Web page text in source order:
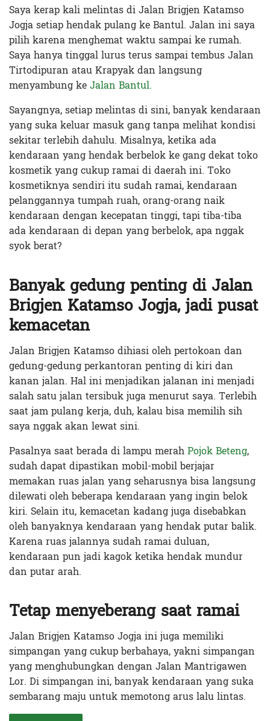
Saya kerap kali melintas di Jalan Brigjen Katamso
Jogja setiap hendak pulang ke Bantul. Jalan ini saya
pilih karena menghemat waktu sampai ke rumah.
Saya hanya tinggal lurus terus sampai tembus Jalan
Tirtodipuran atau Krapyak dan langsung
menyambung keJalan Bantul.
Sayangnya, setiap melintas di sini, banyak kendaraan
yang suka keluar masuk gang tanpa melihat kondisi
sekitar terlebih dahulu. Misalnya, ketika ada
kendaraan yang hendak berbelok ke gang dekat toko
kosmetik yang cukup ramai di daerah ini. Toko
kosmetiknya sendiri itu sudah ramai, kendaraan
pelanggannya tumpah ruah, orang-orang naik
kendaraan dengan kecepatan tinggi, tapi tiba-tiba
ada kendaraan di depan yang berbelok, apa nggak
syok berat?
Banyak gedung penting di Jalan
Brigjen Katamso Jogja, jadi pusat
kemacetan
Jalan Brigjen Katamso dihiasi oleh pertokoan dan
gedung-gedung perkantoran penting di kiri dan
kanan jalan. Hal ini menjadikan jalanan ini menjadi
salah satu jalan tersibuk juga menurut saya. Terlebih
saat jam pulang kerja, duh, kalau bisa memilih sih
saya nggak akan lewat sini.
Pasalnya saat berada di lampu merahPojok Beteng,
sudah dapat dipastikan mobil-mobil berjajar
memakan ruas jalan yang seharusnya bisa langsung
dilewati oleh beberapa kendaraan yang ingin belok
kiri. Selain itu, kemacetan kadang juga disebabkan
oleh banyaknya kendaraan yang hendak putar balik.
Karena ruas jalannya sudah ramai duluan,
kendaraan pun jadi kagok ketika hendak mundur
dan putar arah.
Tetap menyeberang saat ramai
Jalan Brigjen Katamso Jogja ini juga memiliki
simpangan yang cukup berbahaya, yakni simpangan
yang menghubungkan dengan Jalan Mantrigawen
Lor. Di simpangan ini, banyak kendaraan yang suka
sembarang maju untuk memotong arus lalu lintas.